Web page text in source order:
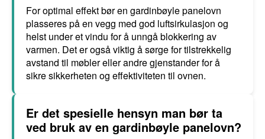
For optimal effekt bør en gardinbøyle panelovn
plasseres på en vegg med god luftsirkulasjon og
helst under et vindu for å unngå blokkering av
varmen. Det er også viktig å sørge for tilstrekkelig
avstand til møbler eller andre gjenstander for å
sikre sikkerheten og effektiviteten til ovnen.
Er det spesielle hensyn man bør ta
ved bruk av en gardinbøyle panelovn?